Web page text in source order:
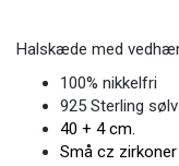
Halskæde med
100% nikkelfri
925 Sterling sølv
40 + 4 cm.
Små cz zirkoner